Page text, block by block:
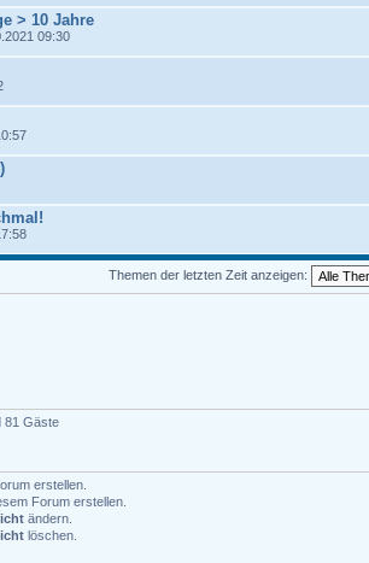
> 10 Jahre
09:30
Themen der letzten Zeit anzeigen:
81 Gäste
erstellen.
Forum erstellen.
ändern.
löschen.